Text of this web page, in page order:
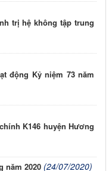
trị hệ không tập trung
động Kỷ niệm 73 năm
K146 huyện Hương
năm 2020 (24/07/2020)